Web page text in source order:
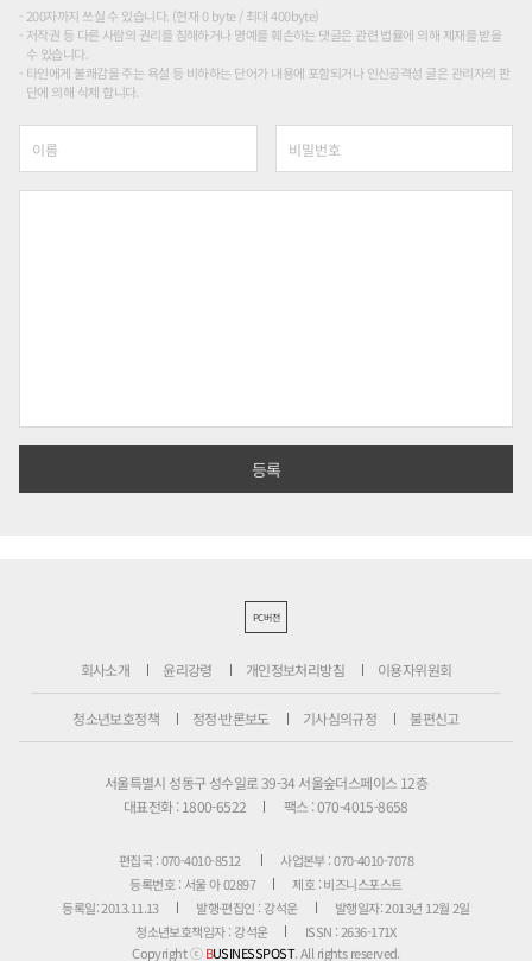
200자까지 쓰실 수 있습니다. (현재 0 byte / 최대 400byte)
저작권 등 다른 사람의 권리를 침해하거나 명예를 훼손하는 댓글은 관련 법률에 의해 제재를 받을
수 있습니다.
타인에게 불쾌감을 주는 욕설 등 비하하는 단어가 내용에 포함되거나 인신공격성 글은 관리자의 판
단에 의해 삭제 합니다.
PC버전
회사소개 윤리강령 개인정보처리방침 이용자위원회
청소년보호정책 정정·반론보도 기사심의규정 불편신고
서울특별시 성동구 성수일로 39-34 서울숲더스페이스 12층
대표전화 : 1800-6522
팩스 : 070-4015-8658
편집국 : 070-4010-8512
사업본부 : 070-4010-7078
등록번호 : 서울 아 02897
제호 : 비즈니스포스트
등록일: 2013.11.13
발행·편집인 : 강석운
발행일자: 2013년 12월 2일
청소년보호책임자 : 강석운
ISSN : 2636-171X
Copyright ⓒBUSINESSPOST. All rights reserved.